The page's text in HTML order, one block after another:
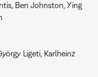
Ben Johnston, Ying
Ligeti, Karlheinz